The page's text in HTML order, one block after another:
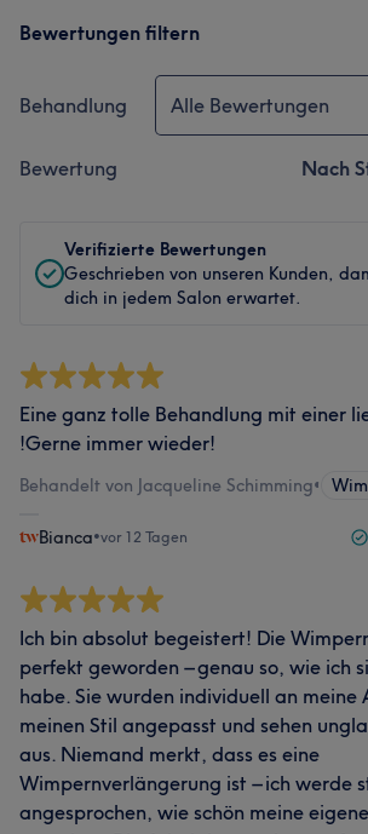
Bewertungen filtern
Behandlung Alle Bewertungen
Bewertung Nach
Verifizierte Bewertungen
Geschrieben von unseren Kunden,
dich in jedem Salon erwartet.
Eine ganz tolle Behandlung mit einer
!Gerne immer wieder!
Behandelt von Jacqueline Schimming•
Bianca•vor 12 Tagen
Ich bin absolut begeistert! Die
perfekt geworden – genau so, wie ich
habe. Sie wurden individuell an meine
meinen Stil angepasst und sehen
aus. Niemand merkt, dass es eine
Wimpernverlängerung ist – ich werde
angesprochen, wie schön meine